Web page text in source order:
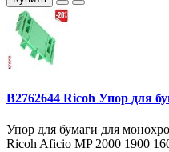
B2762644 Ricoh Упор для
Упор для бумаги для
Ricoh Aficio MP 2000 1900